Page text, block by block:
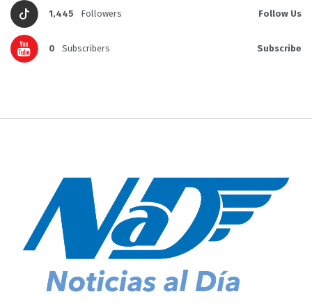
1,445 Followers Follow Us
0 Subscribers Subscribe